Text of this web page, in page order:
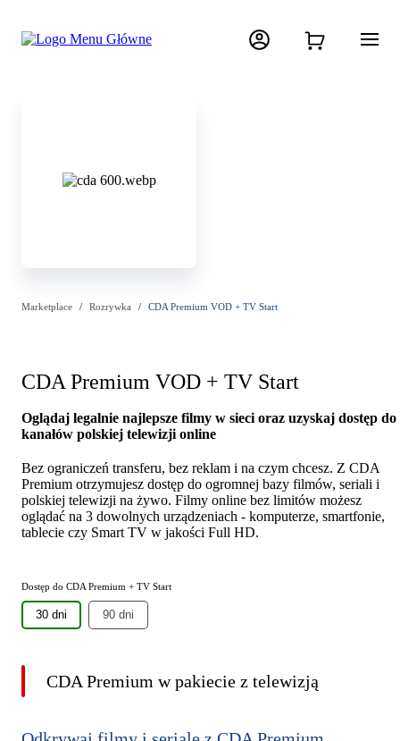
Marketplace Rozrywka CDA Premium VOD + TV Start
CDA Premium VOD + TV Start
Oglądaj legalnie najlepsze filmy w sieci oraz uzyskaj dostęp do
kanałów polskiej telewizji online
Bez ograniczeń transferu, bez reklam i na czym chcesz. Z CDA
Premium otrzymujesz dostęp do ogromnej bazy filmów, seriali i
polskiej telewizji na żywo. Filmy online bez limitów możesz
oglądać na 3 dowolnych urządzeniach - komputerze, smartfonie,
tablecie czy Smart TV w jakości Full HD.
Dostęp do CDA Premium + TV Start
30 dni 90 dni
CDA Premium w pakiecie z telewizją